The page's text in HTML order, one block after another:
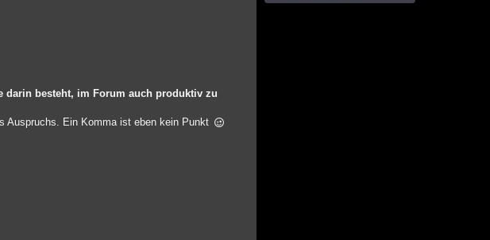
darin besteht, im Forum auch produktiv zu
Auspruchs. Ein Komma ist eben kein Punkt